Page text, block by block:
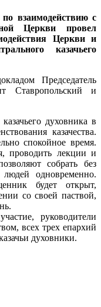
взаимодействию с
Церкви провел
Церкви и
казачьего
Председатель
Ставропольский и
духовника в
казачества.
спокойное время.
проводить лекции и
собрать без
одновременно.
будет открыт,
со своей паствой,
руководители
всех трех епархий
духовники.